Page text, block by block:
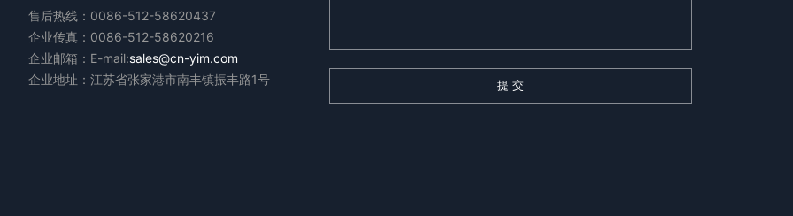
售后热线：0086-512-58620437
企业传真：0086-512-58620216
企业邮箱：E-mail:sales@cn-yim.com
企业地址：江苏省张家港市南丰镇振丰路1号
提 交